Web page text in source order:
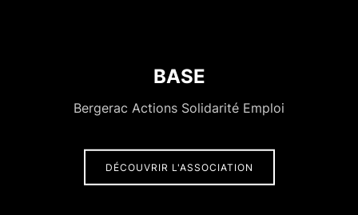
BASE
Bergerac Actions Solidarité Emploi
DÉCOUVRIR L'ASSOCIATION